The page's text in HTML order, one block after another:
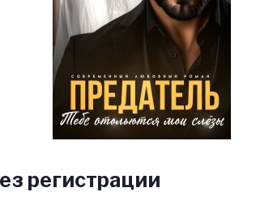
регистрации